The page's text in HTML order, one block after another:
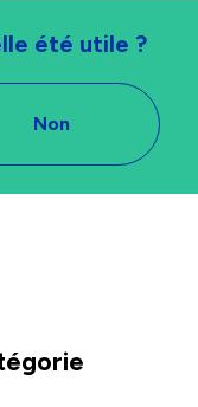
été utile ?
Non